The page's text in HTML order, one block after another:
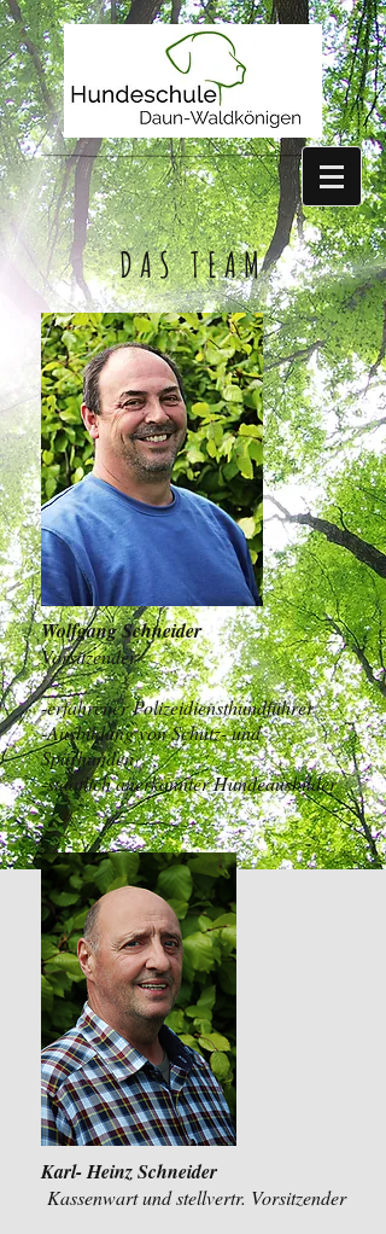
DAS TEAM
Wolfgang Schneider
Vorsitzender
-erfahrener Polizeidiensthundführer
-Ausbildung von Schutz- und
Spürhunden
-staatlich anerkannter Hundeausbilder
Karl- Heinz Schneider
Kassenwart und stellvertr. Vorsitzender